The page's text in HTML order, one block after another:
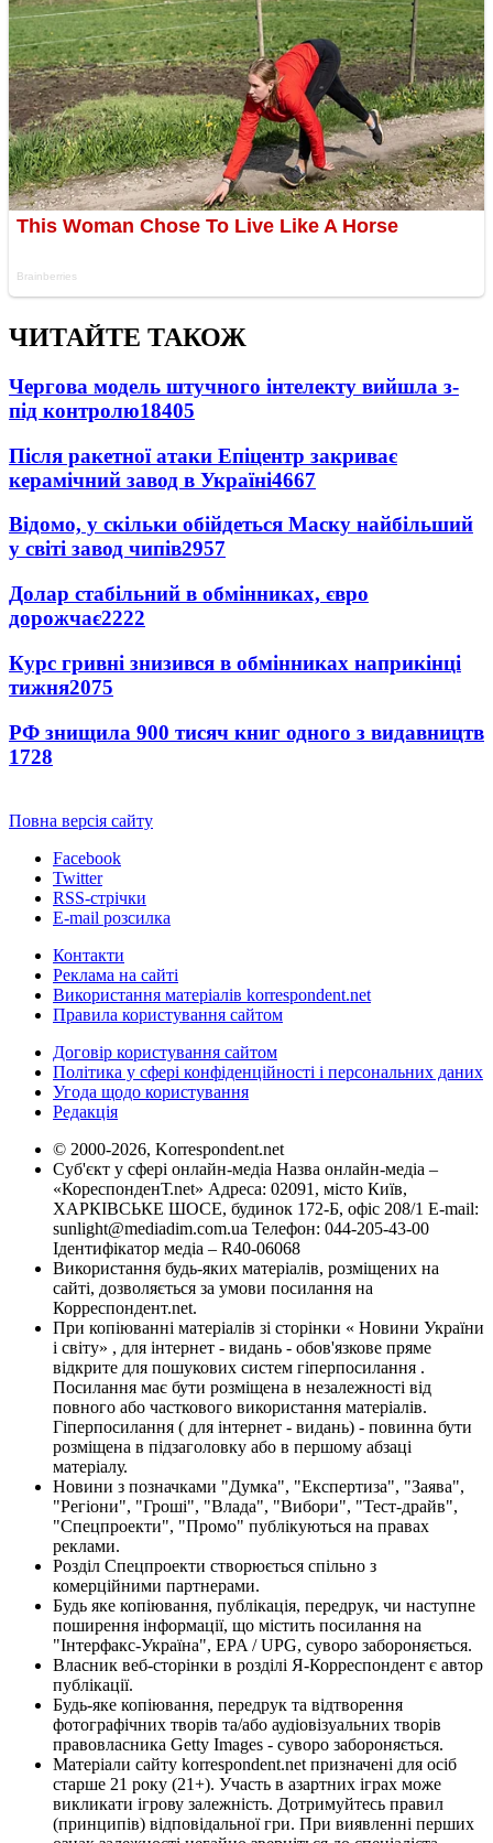
ЧИТАЙТЕ ТАКОЖ
Чергова модель штучного інтелекту вийшла з-
під контролю18405
Після ракетної атаки Епіцентр закриває
керамічний завод в Україні4667
Відомо, у скільки обійдеться Маску найбільший
у світі завод чипів2957
Долар стабільний в обмінниках, євро
дорожчає2222
Курс гривні знизився в обмінниках наприкінці
тижня2075
РФ знищила 900 тисяч книг одного з видавництв
1728
Повна версія сайту
Facebook
Twitter
RSS-стрічки
E-mail розсилка
Контакти
Реклама на сайті
Використання матеріалів korrespondent.net
Правила користування сайтом
Договір користування сайтом
Політика у сфері конфіденційності і персональних даних
Угода щодо користування
Редакція
© 2000-2026, Korrespondent.net
Суб'єкт у сфері онлайн-медіа Назва онлайн-медіа –
«КореспонденТ.net» Адреса: 02091, місто Київ,
ХАРКІВСЬКЕ ШОСЕ, будинок 172-Б, офіс 208/1 E-mail:
sunlight@mediadim.com.ua Телефон: 044-205-43-00
Ідентифікатор медіа – R40-06068
Використання будь-яких матеріалів, розміщених на
сайті, дозволяється за умови посилання на
Корреспондент.net.
При копіюванні матеріалів зі сторінки « Новини України
і світу» , для інтернет - видань - обов'язкове пряме
відкрите для пошукових систем гіперпосилання .
Посилання має бути розміщена в незалежності від
повного або часткового використання матеріалів.
Гіперпосилання ( для інтернет - видань) - повинна бути
розміщена в підзаголовку або в першому абзаці
матеріалу.
Новини з позначками "Думка", "Експертиза", "Заява",
"Регіони", "Гроші", "Влада", "Вибори", "Тест-драйв",
"Спецпроекти", "Промо" публікуються на правах
реклами.
Розділ Спецпроекти створюється спільно з
комерційними партнерами.
Будь яке копіювання, публікація, передрук, чи наступне
поширення інформації, що містить посилання на
"Інтерфакс-Україна", EPA / UPG, суворо забороняється.
Власник веб-сторінки в розділі Я-Корреспондент є автор
публікації.
Будь-яке копіювання, передрук та відтворення
фотографічних творів та/або аудіовізуальних творів
правовласника Getty Images - суворо забороняється.
Матеріали сайту korrespondent.net призначені для осіб
старше 21 року (21+). Участь в азартних іграх може
викликати ігрову залежність. Дотримуйтесь правил
(принципів) відповідальної гри. При виявленні перших